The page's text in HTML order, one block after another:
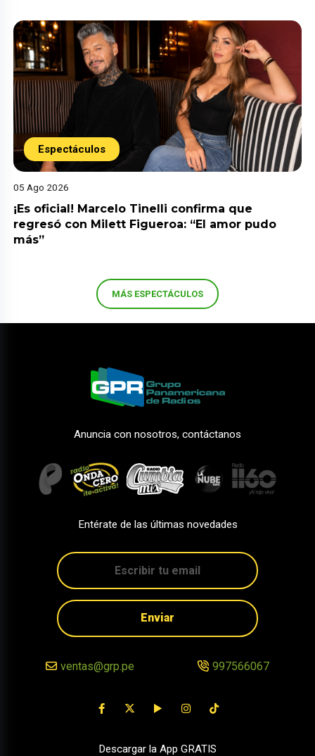
Espectáculos
05 Ago 2026
¡Es oficial! Marcelo Tinelli confirma que
regresó con Milett Figueroa: “El amor pudo
más”
MÁS ESPECTÁCULOS
Anuncia con nosotros, contáctanos
Entérate de las últimas novedades
Enviar
ventas@grp.pe 997566067
Descargar la App GRATIS